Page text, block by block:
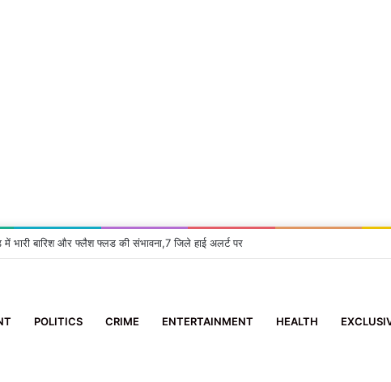
साधक ग्राम और एसआरएचयू में गुरु पूर्णिमा उत्सव, देश-विदेश से पहुंचे श्रद्धालु
POLITICS CRIME ENTERTAINMENT HEALTH